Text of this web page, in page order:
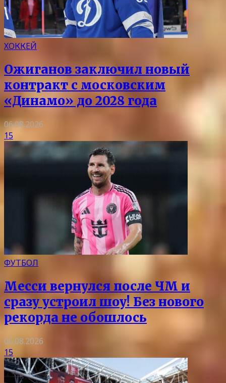
ХОККЕЙ
Ожиганов заключил новый
контракт с московским
«Динамо» до 2028 года
06.08.2026
15
ФУТБОЛ
Месси вернулся после ЧМ и
сразу устроил шоу! Без нового
рекорда не обошлось
06.08.2026
15